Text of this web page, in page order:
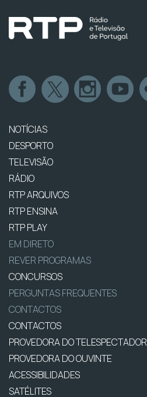
NOTÍCIAS
DESPORTO
TELEVISÃO
RÁDIO
RTP ARQUIVOS
RTP ENSINA
RTP PLAY
EM DIRETO
REVER PROGRAMAS
CONCURSOS
PERGUNTAS FREQUENTES
CONTACTOS
CONTACTOS
PROVEDORA DO TELESPECTADOR
PROVEDORA DO OUVINTE
ACESSIBILIDADES
SATÉLITES